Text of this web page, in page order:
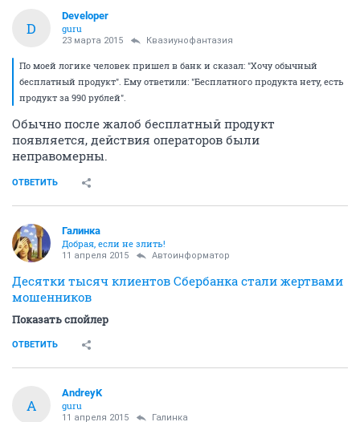
D
Developer
guru
23 марта 2015 Квазиунофантазия
По моей логике человек пришел в банк и сказал: "Хочу обычный
бесплатный продукт". Ему ответили: "Бесплатного продукта нету, есть
продукт за 990 рублей".
Обычно после жалоб бесплатный продукт
появляется, действия операторов были
неправомерны.
ОТВЕТИТЬ
Галинка
Добрая, если не злить!
11 апреля 2015 Автоинформатор
Десятки тысяч клиентов Сбербанка стали жертвами
мошенников
Показать спойлер
ОТВЕТИТЬ
A
AndreyK
guru
11 апреля 2015 Галинка